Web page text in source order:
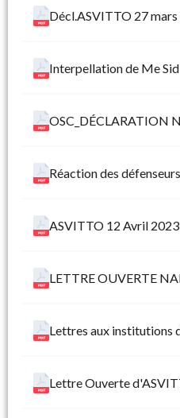
Décl.ASVITTO 27
Interpellation de Me
OSC_DÉCLARATION
Réaction des
ASVITTO 12 Avril 2023
LETTRE OUVERTE
Lettres aux institutions
Lettre Ouverte